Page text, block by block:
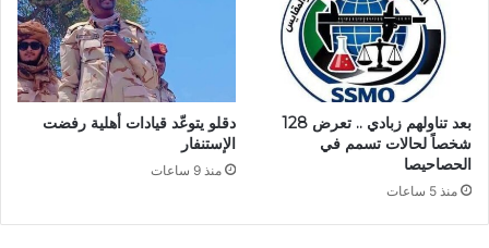
بعد تناولهم زبادي .. تعرض 128
شخصاً لحالات تسمم في
الحصاحيصا
منذ 5 ساعات
دقلو يتوعّد قيادات أهلية رفضت
الإستنفار
منذ 9 ساعات